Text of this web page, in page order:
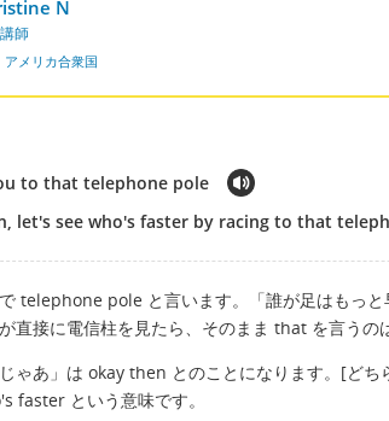
N
師
アメリカ合衆国
to that telephone pole
let's see who's faster by racing to that
telephone pole と言います。「誰が足はもっ
直接に電信柱を見たら、そのまま that を言うの
ゃあ」は okay then とのことになります。[どち
faster という意味です。